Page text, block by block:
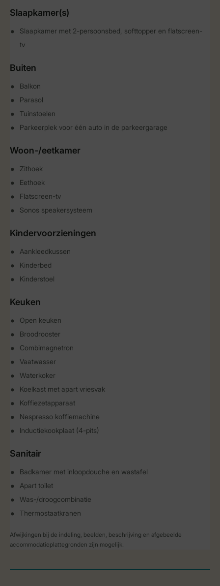
Slaapkamer(s)
Slaapkamer met 2-persoonsbed, softtopper en flatscreen-
tv
Buiten
Balkon
Parasol
Tuinstoelen
Parkeerplek voor één auto in de parkeergarage
Woon-/eetkamer
Zithoek
Eethoek
Flatscreen-tv
Sonos speakersysteem
Kindervoorzieningen
Aankleedkussen
Kinderbed
Kinderstoel
Keuken
Open keuken
Broodrooster
Combimagnetron
Vaatwasser
Waterkoker
Koelkast met apart vriesvak
Koffiezetapparaat
Nespresso koffiemachine
Inductiekookplaat (4-pits)
Sanitair
Badkamer met inloopdouche en wastafel
Apart toilet
Was-/droogcombinatie
Thermostaatkranen
Afwijkingen bij de indeling, beelden, beschrijving en afgebeelde
accommodatieplattegronden zijn mogelijk.